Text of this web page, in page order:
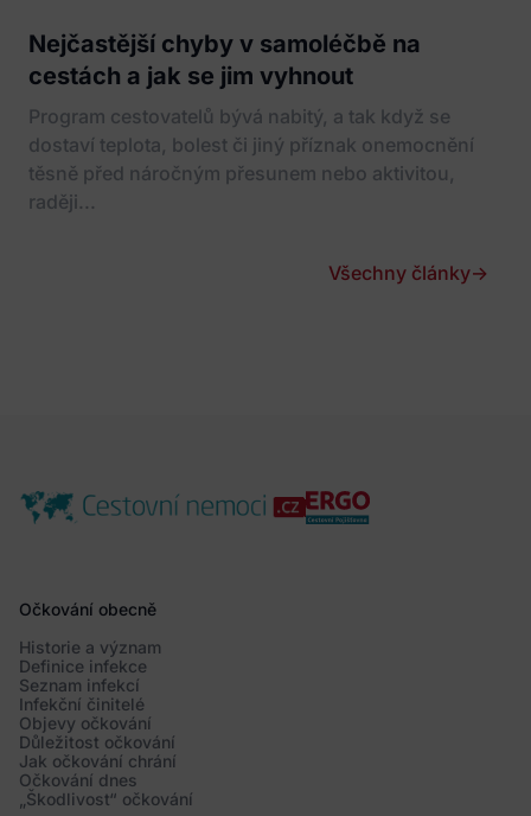
Nejčastější chyby v samoléčbě na
cestách a jak se jim vyhnout
Program cestovatelů bývá nabitý, a tak když se
dostaví teplota, bolest či jiný příznak onemocnění
těsně před náročným přesunem nebo aktivitou,
raději...
Všechny články→
Očkování obecně
Historie a význam
Definice infekce
Seznam infekcí
Infekční činitelé
Objevy očkování
Důležitost očkování
Jak očkování chrání
Očkování dnes
„Škodlivost“ očkování